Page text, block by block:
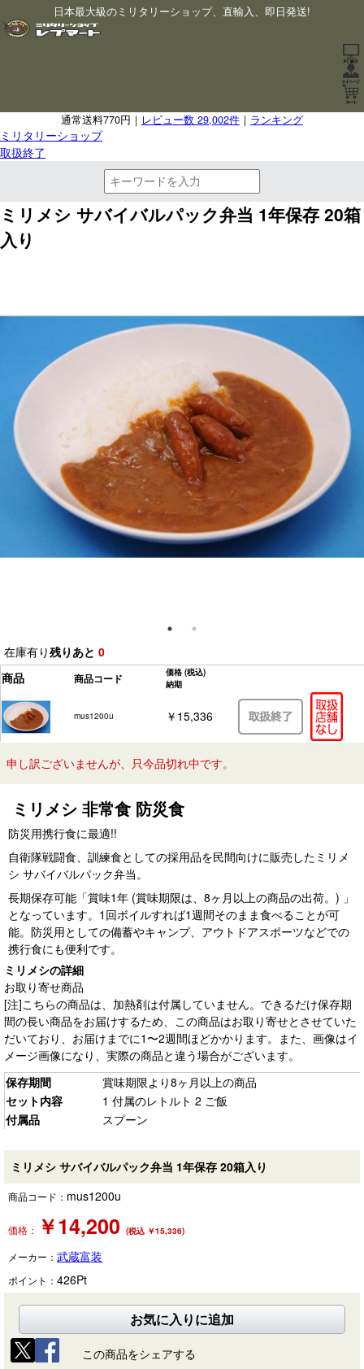
日本最大級のミリタリーショップ、直輸入、即日発送!
通常送料770円｜ レビュー数 29,002件 ｜ ランキング
ミリタリーショップ
取扱終了
ミリメシ サバイバルパック弁当 1年保存 20箱
入り
在庫有り残りあと 0
商品
商品コード 価格 (税込)
納期
mus1200u ￥15,336
申し訳ございませんが、只今品切れ中です。
ミリメシ 非常食 防災食
防災用携行食に最適!!
自衛隊戦闘食、訓練食としての採用品を民間向けに販売したミリメ
シ サバイバルパック弁当。
長期保存可能「賞味1年 (賞味期限は、8ヶ月以上の商品の出荷。) 」
となっています。1回ボイルすれば1週間そのまま食べることが可
能。防災用としての備蓄やキャンプ、アウトドアスポーツなどでの
携行食にも便利です。
ミリメシの詳細
お取り寄せ商品
[注]こちらの商品は、加熱剤は付属していません。できるだけ保存期
間の長い商品をお届けするため、この商品はお取り寄せとさせていた
だいており、お届けまでに1〜2週間ほどかかります。また、画像はイ
メージ画像になり、実際の商品と違う場合がございます。
保存期間
賞味期限より8ヶ月以上の商品
セット内容
1 付属のレトルト 2 ご飯
付属品
スプーン
ミリメシ サバイバルパック弁当 1年保存 20箱入り
商品コード： mus1200u
価格： ￥14,200 (税込 ￥15,336)
メーカー： 武蔵富装
ポイント： 426Pt
お気に入りに追加
この商品をシェアする